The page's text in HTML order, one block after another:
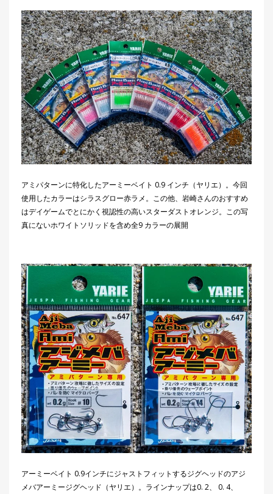
アミパターンに特化したアーミーベイト 0.9 インチ（ヤリエ）。今回
使用したカラーはシラスグロー赤ラメ。この他、岩崎さんのおすすめ
はデイゲームでとにかく視認性の高いスターダストオレンジ。この写
真にないホワイトソリッドを含め全9 カラーの展開
アーミーベイト 0.9インチにジャストフィットするジグヘッドのアジ
メバアーミージグヘッド（ヤリエ）。ラインナップは0. 2、 0. 4、